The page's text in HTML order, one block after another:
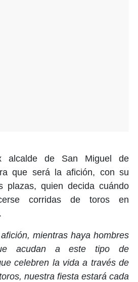
alcalde de San Miguel de
que será la afición, con su
plazas, quien decida cuándo
corridas de toros en
mientras haya hombres
acudan a este tipo de
celebren la vida a través de
nuestra fiesta estará cada